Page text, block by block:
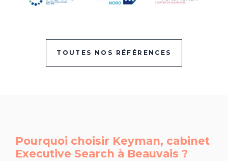
TOUTES NOS RÉFÉRENCES
Pourquoi choisir Keyman, cabinet
Executive Search à Beauvais ?